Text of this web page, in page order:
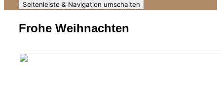
Seitenleiste & Navigation umschalten
Frohe Weihnachten